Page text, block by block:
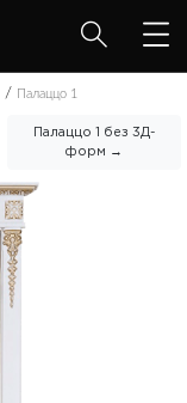
/ Палаццо 1
Палаццо 1 без 3Д-
форм →